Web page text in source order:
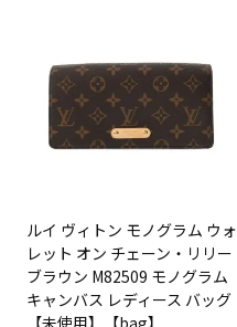
ルイ ヴィトン モノグラム ウォ
レット オン チェーン・リリー
ブラウン M82509 モノグラム
キャンバス レディース バッグ
【未使用】【bag】